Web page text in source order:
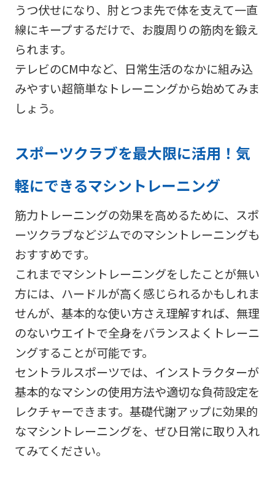
うつ伏せになり、肘とつま先で体を支えて一直
線にキープするだけで、お腹周りの筋肉を鍛え
られます。
テレビのCM中など、日常生活のなかに組み込
みやすい超簡単なトレーニングから始めてみま
しょう。
スポーツクラブを最大限に活用！気
軽にできるマシントレーニング
筋力トレーニングの効果を高めるために、スポ
ーツクラブなどジムでのマシントレーニングも
おすすめです。
これまでマシントレーニングをしたことが無い
方には、ハードルが高く感じられるかもしれま
せんが、基本的な使い方さえ理解すれば、無理
のないウエイトで全身をバランスよくトレーニ
ングすることが可能です。
セントラルスポーツでは、インストラクターが
基本的なマシンの使用方法や適切な負荷設定を
レクチャーできます。基礎代謝アップに効果的
なマシントレーニングを、ぜひ日常に取り入れ
てみてください。